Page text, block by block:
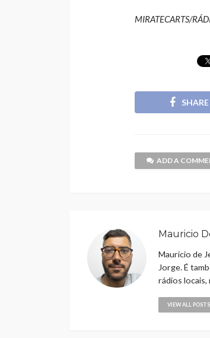
MIRATECARTS/
ADD A
Mauricio
Maurício de
Jorge. É
rádios locais,
VIEW ALL POSTS